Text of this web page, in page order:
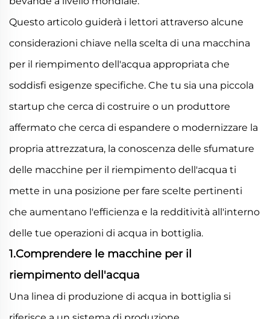
Questo articolo guiderà i lettori attraverso alcune
considerazioni chiave nella scelta di una macchina
per il riempimento dell'acqua appropriata che
soddisfi esigenze specifiche. Che tu sia una piccola
startup che cerca di costruire o un produttore
affermato che cerca di espandere o modernizzare la
propria attrezzatura, la conoscenza delle sfumature
delle macchine per il riempimento dell'acqua ti
mette in una posizione per fare scelte pertinenti
che aumentano l'efficienza e la redditività all'interno
delle tue operazioni di acqua in bottiglia.
1.Comprendere le macchine per il
riempimento dell'acqua
Una linea di produzione di acqua in bottiglia si